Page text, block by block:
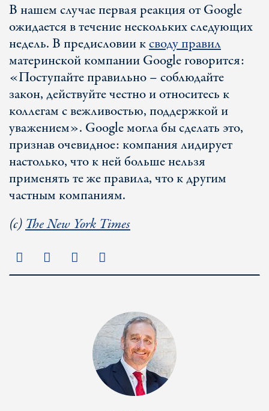
В нашем случае первая реакция от Google
ожидается в течение нескольких следующих
недель. В предисловии ксводу правил
материнской компании Google говорится:
«Поступайте правильно – соблюдайте
закон, действуйте честно и относитесь к
коллегам с вежливостью, поддержкой и
уважением». Google могла бы сделать это,
признав очевидное: компания лидирует
настолько, что к ней больше нельзя
применять те же правила, что к другим
частным компаниям.
(с)The New York Times